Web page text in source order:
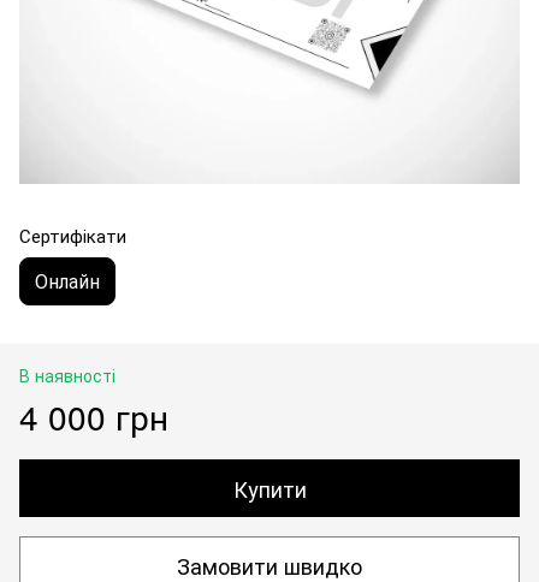
Сертифікати
Онлайн
В наявності
4 000 грн
Купити
Замовити швидко